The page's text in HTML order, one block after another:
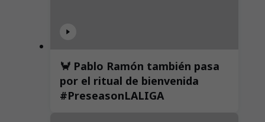
🦀 Pablo Ramón también pasa
por el ritual de bienvenida
#PreseasonLALIGA